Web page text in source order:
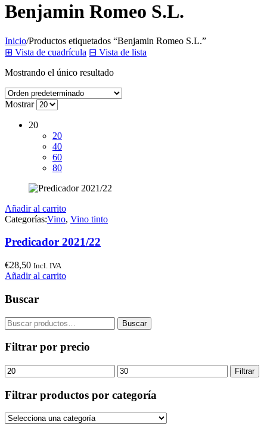
Benjamin Romeo S.L.
Inicio/Productos etiquetados “Benjamin Romeo S.L.”
⊞ Vista de cuadrícula ⊟ Vista de lista
Mostrando el único resultado
Mostrar
20
20
40
60
80
Añadir al carrito
Categorías:Vino, Vino tinto
Predicador 2021/22
€28,50 Incl. IVA
Añadir al carrito
Buscar
Buscar
por:
Buscar
Filtrar por precio
Precio
mínimo
Precio
máximo
Filtrar
Filtrar productos por categoría